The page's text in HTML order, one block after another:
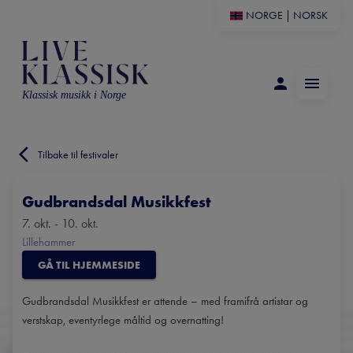
NORGE NORSK
Klassisk musikk i Norge
Tilbake til festivaler
Gudbrandsdal Musikkfest
7. okt. - 10. okt.
Lillehammer
GÅ TIL HJEMMESIDE
Gudbrandsdal Musikkfest er attende – med framifrå artistar og
verstskap, eventyrlege måltid og overnatting!